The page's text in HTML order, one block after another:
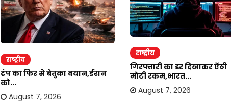
राष्ट्रीय
ट्रंप का फिर से बेतुका बयान,ईरान
को...
August 7, 2026
राष्ट्रीय
गिरफ्तारी का डर दिखाकर ऐंठी
मोटी रकम,भारत...
August 7, 2026